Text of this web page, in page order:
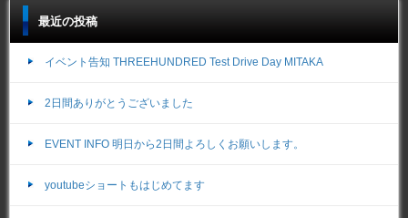
最近の投稿
イベント告知 THREEHUNDRED Test Drive Day MITAKA
2日間ありがとうございました
EVENT INFO 明日から2日間よろしくお願いします。
youtubeショートもはじめてます